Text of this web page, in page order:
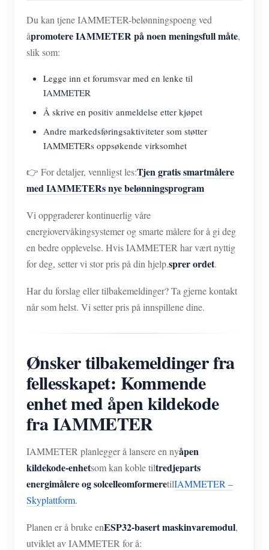
Du kan tjene IAMMETER-belønningspoeng ved
åpromotere IAMMETER på noen meningsfull måte,
slik som:
Legge inn et forumsvar med en lenke til
IAMMETER
Å skrive en positiv anmeldelse etter kjøpet
Andre markedsføringsaktiviteter som støtter
IAMMETERs oppsøkende virksomhet
👉 For detaljer, vennligst les:Tjen gratis smartmålere
med IAMMETERs nye belønningsprogram
Vi oppgraderer kontinuerlig våre
energiovervåkingsystemer og smarte målere for å gi deg
en bedre opplevelse. Hvis IAMMETER har vært nyttig
for deg, setter vi stor pris på din hjelp.sprer ordet.
Har du forslag eller tilbakemeldinger? Ta gjerne kontakt
når som helst. Vi setter pris på innspillene dine.
Ønsker tilbakemeldinger fra
fellesskapet: Kommende
enhet med åpen kildekode
fra IAMMETER
IAMMETER planlegger å lansere en nyåpen
kildekode-enhetsom kan koble tiltredjeparts
energimålere og solcelleomformeretilIAMMETER –
Skyplattform.
Planen er å bruke enESP32-basert maskinvaremodul,
utviklet av IAMMETER for å: